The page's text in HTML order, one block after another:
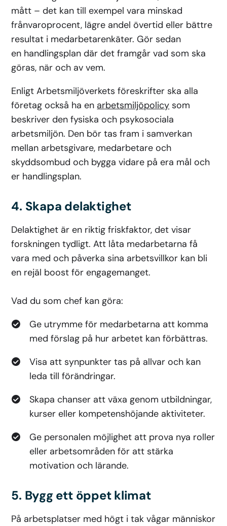
mått – det kan till exempel vara minskad
frånvaroprocent, lägre andel övertid eller bättre
resultat i medarbetarenkäter. Gör sedan
en handlingsplan där det framgår vad som ska
göras, när och av vem.
Enligt Arbetsmiljöverkets föreskrifter ska alla
företag också ha en arbetsmiljöpolicy som
beskriver den fysiska och psykosociala
arbetsmiljön. Den bör tas fram i samverkan
mellan arbetsgivare, medarbetare och
skyddsombud och bygga vidare på era mål och
er handlingsplan.
4. Skapa delaktighet
Delaktighet är en riktig friskfaktor, det visar
forskningen tydligt. Att låta medarbetarna få
vara med och påverka sina arbetsvillkor kan bli
en rejäl boost för engagemanget.
Vad du som chef kan göra:
Ge utrymme för medarbetarna att komma
med förslag på hur arbetet kan förbättras.
Visa att synpunkter tas på allvar och kan
leda till förändringar.
Skapa chanser att växa genom utbildningar,
kurser eller kompetenshöjande aktiviteter.
Ge personalen möjlighet att prova nya roller
eller arbetsområden för att stärka
motivation och lärande.
5. Bygg ett öppet klimat
På arbetsplatser med högt i tak vågar människor